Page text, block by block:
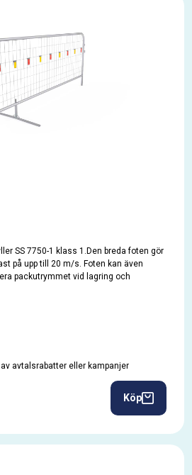
SS 7750-1 klass 1.Den breda foten gör
på upp till 20 m/s. Foten kan även
packutrymmet vid lagring och
avtalsrabatter eller kampanjer
Köp